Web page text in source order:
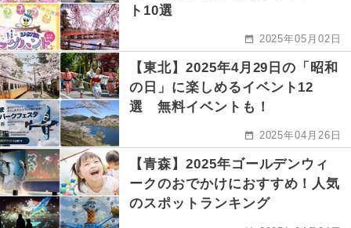
ト10選
2025年05月02日
【東北】2025年4月29日の「昭和
の日」に楽しめるイベント12
選 無料イベントも！
2025年04月26日
【青森】2025年ゴールデンウィ
ークのおでかけにおすすめ！人気
のスポットランキング